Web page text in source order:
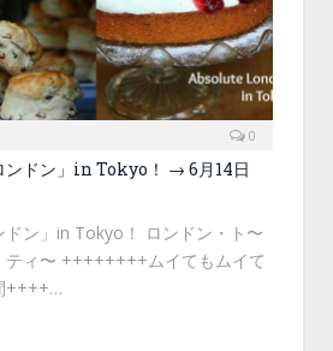
0
ンドン」in Tokyo！ → 6月14日
ドン」in Tokyo！ ロンドン・ト〜
ティ〜 ++++++++ムイてもムイて
++++…